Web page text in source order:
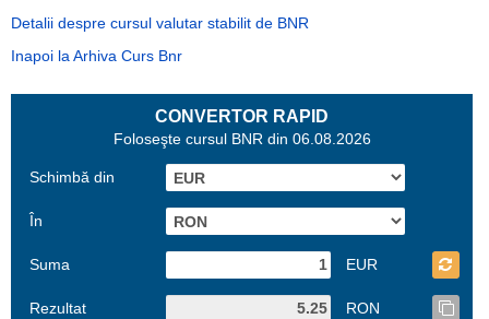
Detalii despre cursul valutar stabilit de BNR
Inapoi la Arhiva Curs Bnr
CONVERTOR RAPID
Foloseşte cursul BNR din 06.08.2026
Schimbă din
În
Suma EUR
Rezultat RON